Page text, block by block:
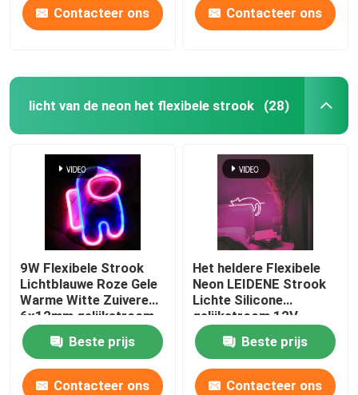
Contacteer ons Contacteer ons
licht van de neon het flexibele strook (28)
9W Flexibele Strook
Lichtblauwe Roze Gele
Warme Witte Zuivere
6x12mm gelijkstroom
12V van het
siliconeneonBeste prijs
Contacteer ons
Het heldere Flexibele
Neon LEIDENE Strook
Lichte Silicone
gelijkstroom 12V
maakt Decoratief
waterdichtBeste prijs
Contacteer ons